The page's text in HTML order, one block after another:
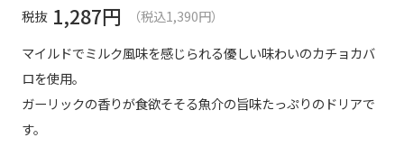
税抜 1,287円
（税込1,390円）
マイルドでミルク風味を感じられる優しい味わいのカチョカバ
ロを使用。
ガーリックの香りが食欲そそる魚介の旨味たっぷりのドリアで
す。